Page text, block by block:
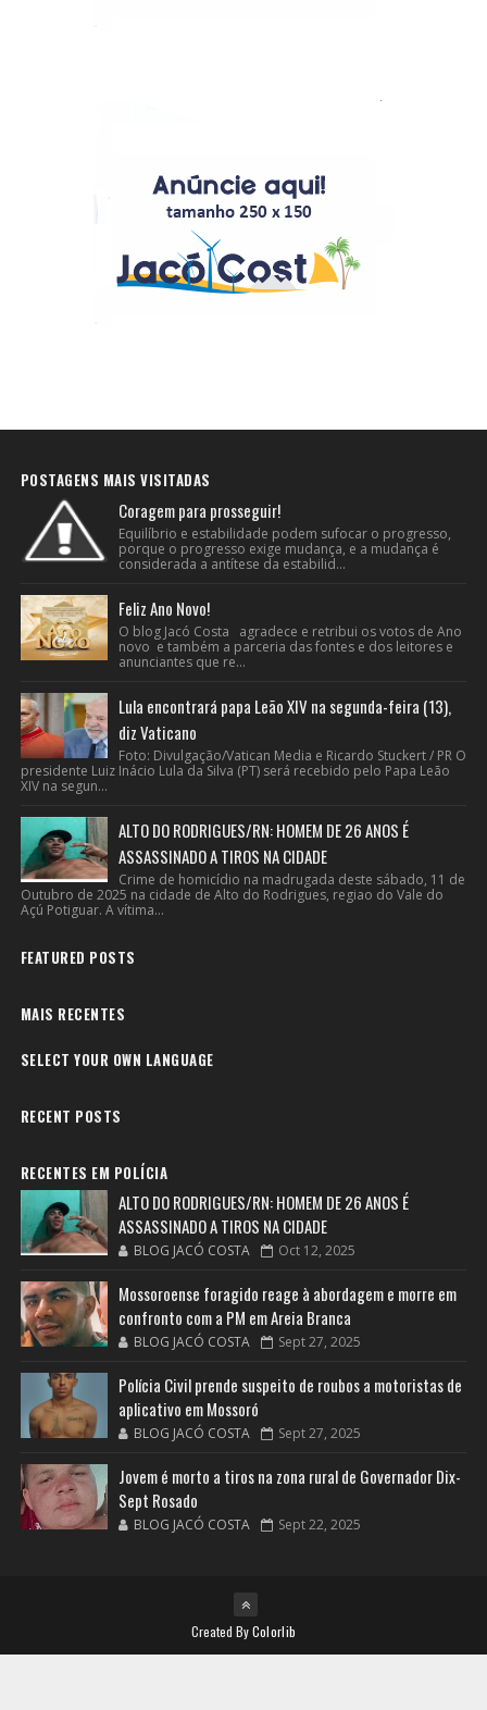
POSTAGENS MAIS VISITADAS
Coragem para prosseguir!
Equilíbrio e estabilidade podem sufocar o progresso,
porque o progresso exige mudança, e a mudança é
considerada a antítese da estabilid...
Feliz Ano Novo!
O blog Jacó Costa agradece e retribui os votos de Ano
novo e também a parceria das fontes e dos leitores e
anunciantes que re...
Lula encontrará papa Leão XIV na segunda-feira (13),
diz Vaticano
Foto: Divulgação/Vatican Media e Ricardo Stuckert / PR O
presidente Luiz Inácio Lula da Silva (PT) será recebido pelo Papa Leão
XIV na segun...
ALTO DO RODRIGUES/RN: HOMEM DE 26 ANOS É
ASSASSINADO A TIROS NA CIDADE
Crime de homicídio na madrugada deste sábado, 11 de
Outubro de 2025 na cidade de Alto do Rodrigues, regiao do Vale do
Açú Potiguar. A vítima...
FEATURED POSTS
MAIS RECENTES
SELECT YOUR OWN LANGUAGE
RECENT POSTS
RECENTES EM POLÍCIA
ALTO DO RODRIGUES/RN: HOMEM DE 26 ANOS É
ASSASSINADO A TIROS NA CIDADE
BLOG JACÓ COSTA Oct 12, 2025
Mossoroense foragido reage à abordagem e morre em
confronto com a PM em Areia Branca
BLOG JACÓ COSTA Sept 27, 2025
Polícia Civil prende suspeito de roubos a motoristas de
aplicativo em Mossoró
BLOG JACÓ COSTA Sept 27, 2025
Jovem é morto a tiros na zona rural de Governador Dix-
Sept Rosado
BLOG JACÓ COSTA Sept 22, 2025
Created ByColorlib